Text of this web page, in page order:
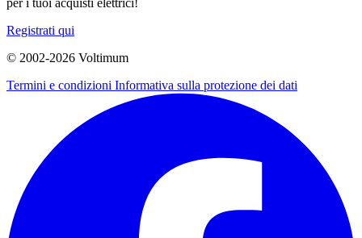
Registrati qui
© 2002-2026 Voltimum
Termini e condizioni Informativa sulla protezione dei dati